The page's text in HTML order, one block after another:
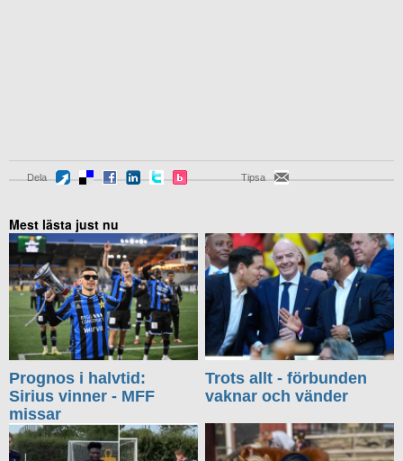
Dela Tipsa
Mest lästa just nu
Prognos i halvtid:
Sirius vinner - MFF
missar
Trots allt - förbunden
vaknar och vänder